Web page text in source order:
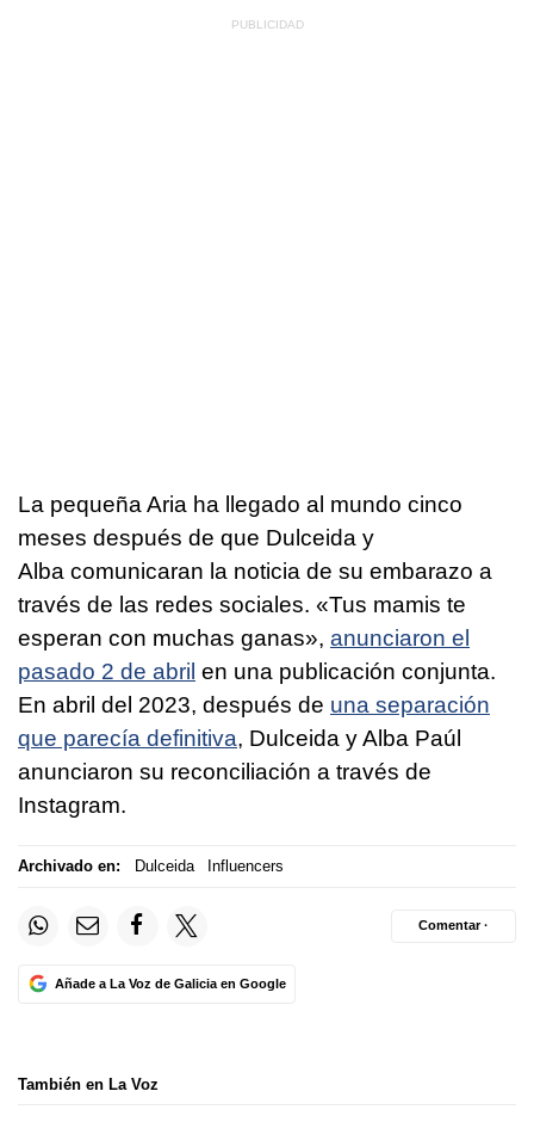
La pequeña Aria ha llegado al mundo cinco
meses después de que Dulceida y
Alba comunicaran la noticia de su embarazo a
través de las redes sociales. «Tus mamis te
esperan con muchas ganas», anunciaron el
pasado 2 de abril en una publicación conjunta.
En abril del 2023, después de una separación
que parecía definitiva, Dulceida y Alba Paúl
anunciaron su reconciliación a través de
Instagram.
Archivado en: Dulceida Influencers
Añade a La Voz de Galicia en Google
Comentar ·
También en La Voz